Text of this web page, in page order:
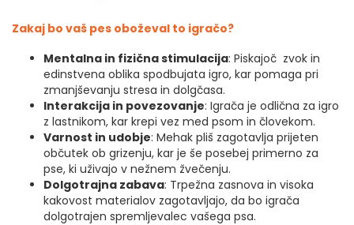
Zakaj bo vaš pes oboževal to igračo?
Mentalna in fizična stimulacija: Piskajoč zvok in
edinstvena oblika spodbujata igro, kar pomaga pri
zmanjševanju stresa in dolgčasa.
Interakcija in povezovanje: Igrača je odlična za igro
z lastnikom, kar krepi vez med psom in človekom.
Varnost in udobje: Mehak pliš zagotavlja prijeten
občutek ob grizenju, kar je še posebej primerno za
pse, ki uživajo v nežnem žvečenju.
Dolgotrajna zabava: Trpežna zasnova in visoka
kakovost materialov zagotavljajo, da bo igrača
dolgotrajen spremljevalec vašega psa.